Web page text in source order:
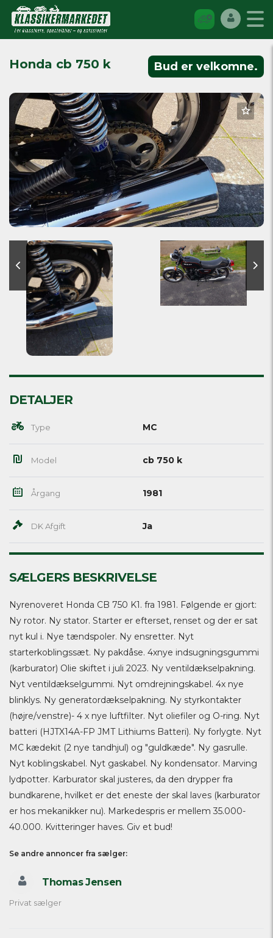
Bud er velkomne.
Honda cb 750 k
DETALJER
Type MC
Model cb 750 k
Årgang 1981
DK Afgift Ja
SÆLGERS BESKRIVELSE
Nyrenoveret Honda CB 750 K1. fra 1981. Følgende er gjort:
Ny rotor. Ny stator. Starter er efterset, renset og der er sat
nyt kul i. Nye tændspoler. Ny ensretter. Nyt
starterkoblingssæt. Ny pakdåse. 4xnye indsugningsgummi
(karburator) Olie skiftet i juli 2023. Ny ventildækselpakning.
Nyt ventildækselgummi. Nyt omdrejningskabel. 4x nye
blinklys. Ny generatordækselpakning. Ny styrkontakter
(højre/venstre)- 4 x nye luftfilter. Nyt oliefiler og O-ring. Nyt
batteri (HJTX14A-FP JMT Lithiums Batteri). Ny forlygte. Nyt
MC kædekit (2 nye tandhjul) og "guldkæde". Ny gasrulle.
Nyt koblingskabel. Nyt gaskabel. Ny kondensator. Marving
lydpotter. Karburator skal justeres, da den drypper fra
bundkarene, hvilket er det eneste der skal laves (karburator
er hos mekanikker nu). Markedespris er mellem 35.000-
40.000. Kvitteringer haves. Giv et bud!
Se andre annoncer fra sælger:
Thomas Jensen
Privat sælger